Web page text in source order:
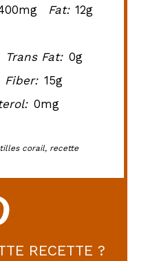
Fat: 12g
Trans Fat: 0g
Fiber: 15g
0mg
corail, recette
RECETTE ?